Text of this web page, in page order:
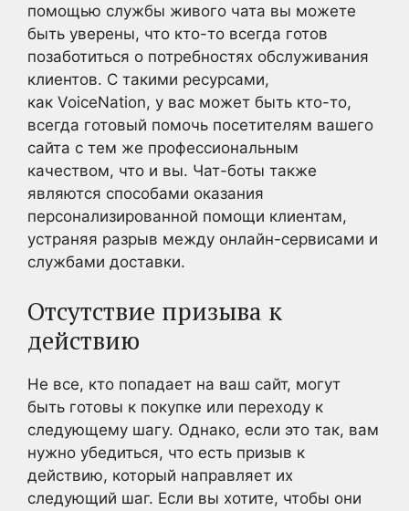
помощью службы живого чата вы можете
быть уверены, что кто-то всегда готов
позаботиться о потребностях обслуживания
клиентов. С такими ресурсами,
как VoiceNation, у вас может быть кто-то,
всегда готовый помочь посетителям вашего
сайта с тем же профессиональным
качеством, что и вы. Чат-боты также
являются способами оказания
персонализированной помощи клиентам,
устраняя разрыв между онлайн-сервисами и
службами доставки.
Отсутствие призыва к
действию
Не все, кто попадает на ваш сайт, могут
быть готовы к покупке или переходу к
следующему шагу. Однако, если это так, вам
нужно убедиться, что есть призыв к
действию, который направляет их
следующий шаг. Если вы хотите, чтобы они